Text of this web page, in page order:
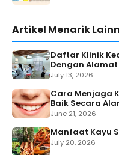
Artikel Menarik
Daftar Klinik
Dengan
July 13, 2026
Cara Menjaga
Baik Secara
June 21, 2026
Manfaat Kayu
July 20, 2026